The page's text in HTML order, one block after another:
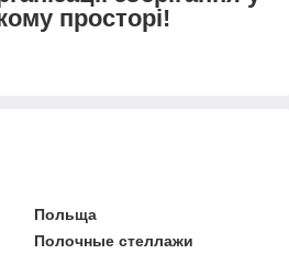
просторі!
Польща
Полочные стеллажи